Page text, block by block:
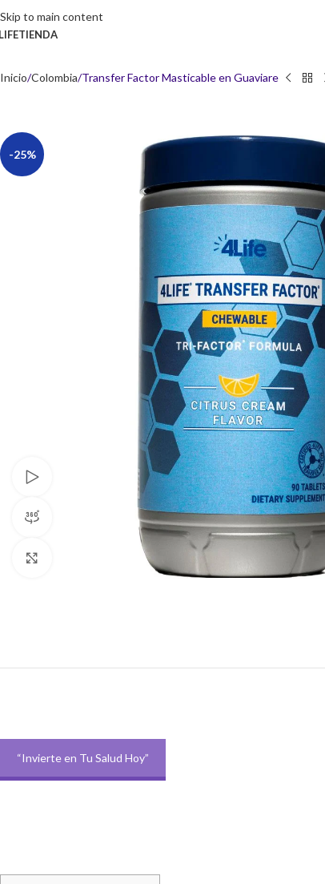
Skip to main content
TIENDA
Inicio Colombia Transfer Factor Masticable en Guaviare
-25%
“Invierte en Tu Salud Hoy”